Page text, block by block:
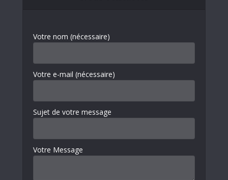
Votre nom (nécessaire)
Votre e-mail (nécessaire)
Sujet de votre message
Votre Message